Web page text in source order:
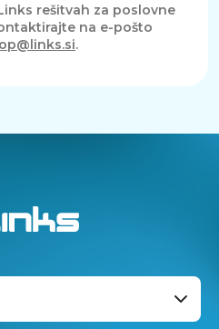
rešitvah za poslovne
na e-pošto
.